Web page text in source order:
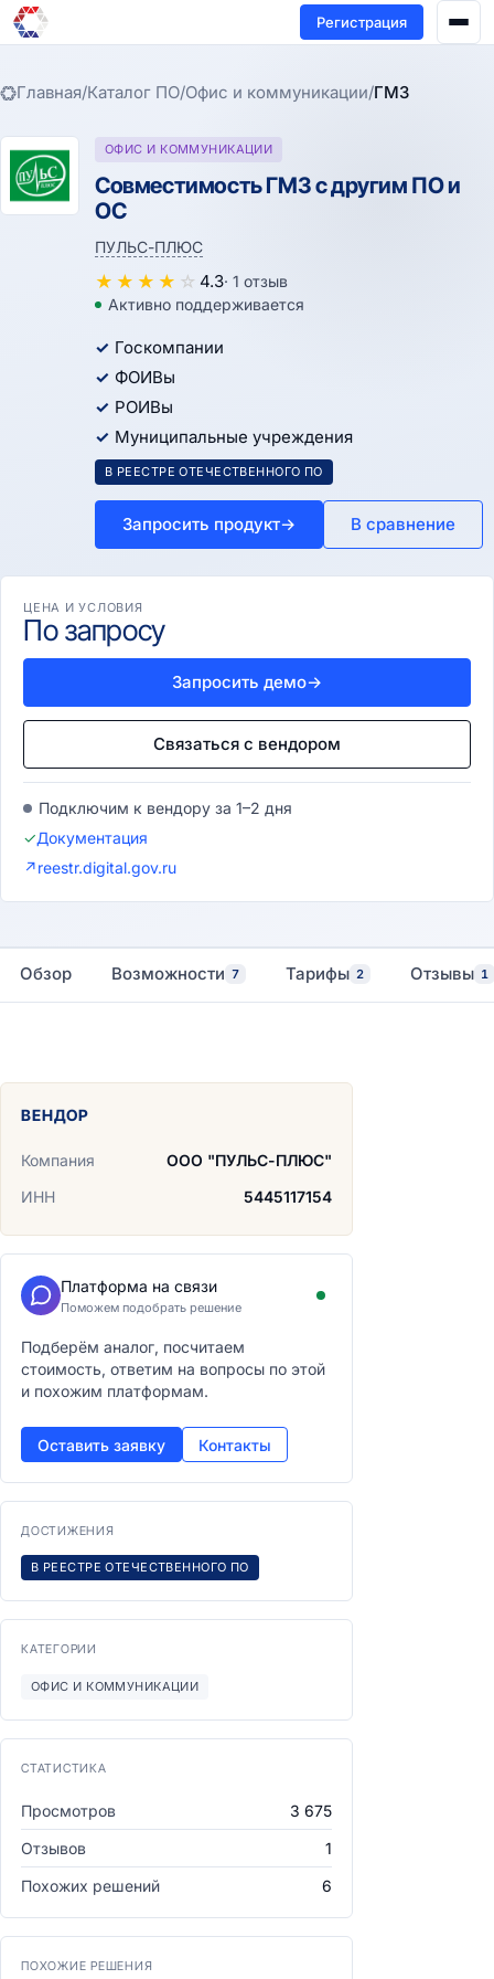
Регистрация
Главная/Каталог ПО/Офис и коммуникации/ГМЗ
ОФИС И КОММУНИКАЦИИ
Совместимость ГМЗ с другим ПО и
ОС
ПУЛЬС-ПЛЮС
★ ★ ★ ★ ☆ 4.3· 1 отзыв
Активно поддерживается
Госкомпании
ФОИВы
РОИВы
Муниципальные учреждения
В РЕЕСТРЕ ОТЕЧЕСТВЕННОГО ПО
Запросить продукт→ В сравнение
ЦЕНА И УСЛОВИЯ
По запросу
Запросить демо→
Связаться с вендором
Подключим к вендору за 1–2 дня
✓Документация
↗reestr.digital.gov.ru
Обзор Возможности 7 Тарифы 2 Отзывы 1
ВЕНДОР
Компания
ООО "ПУЛЬС-ПЛЮС"
ИНН
5445117154
Платформа на связи
Поможем подобрать решение
Подберём аналог, посчитаем
стоимость, ответим на вопросы по этой
и похожим платформам.
Оставить заявку Контакты
ДОСТИЖЕНИЯ
В РЕЕСТРЕ ОТЕЧЕСТВЕННОГО ПО
КАТЕГОРИИ
ОФИС И КОММУНИКАЦИИ
СТАТИСТИКА
Просмотров
3 675
Отзывов
1
Похожих решений
6
ПОХОЖИЕ РЕШЕНИЯ